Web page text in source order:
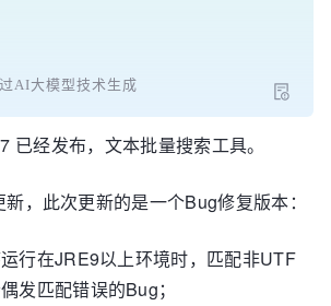
AI大模型技术生成
已经发布，文本批量搜索工具。
，此次更新的是一个Bug修复版本：
行在JRE9以上环境时，匹配非UTF
发匹配错误的Bug；